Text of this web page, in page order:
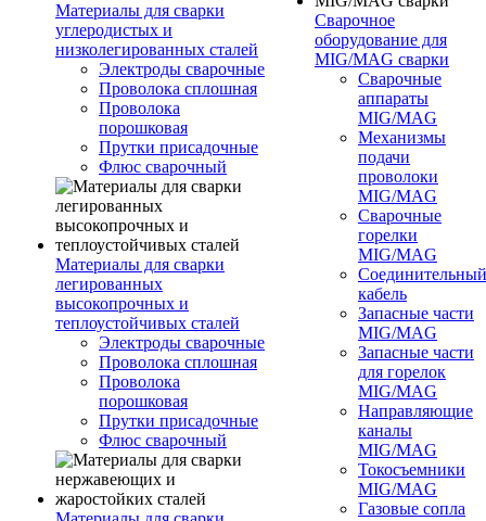
Материалы для сварки
углеродистых и
низколегированных сталей
Электроды сварочные
Проволока сплошная
Проволока
порошковая
Прутки присадочные
Флюс сварочный
Материалы для сварки
легированных
высокопрочных и
теплоустойчивых сталей
Электроды сварочные
Проволока сплошная
Проволока
порошковая
Прутки присадочные
Флюс сварочный
Сварочное
оборудование для
MIG/MAG сварки
Сварочные
аппараты
MIG/MAG
Механизмы
подачи
проволоки
MIG/MAG
Сварочные
горелки
MIG/MAG
Соединительный
кабель
Запасные части
MIG/MAG
Запасные части
для горелок
MIG/MAG
Направляющие
каналы
MIG/MAG
Токосъемники
MIG/MAG
Газовые сопла